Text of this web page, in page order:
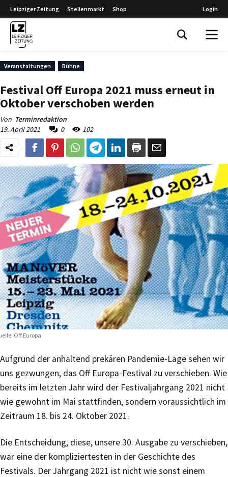
Leipziger Zeitung Stellenmarkt Shop Login
Veranstaltungen Bühne
Festival Off Europa 2021 muss erneut in
Oktober verschoben werden
Von Terminredaktion
19. April 2021
0 102
Off Europa
Aufgrund der anhaltend prekären Pandemie-Lage sehen wir
uns gezwungen, das Off Europa-Festival zu verschieben. Wie
bereits im letzten Jahr wird der Festivaljahrgang 2021 nicht
wie gewohnt im Mai stattfinden, sondern voraussichtlich im
Zeitraum 18. bis 24. Oktober 2021.
Die Entscheidung, diese, unsere 30. Ausgabe zu verschieben,
war eine der kompliziertesten in der Geschichte des
Festivals. Der Jahrgang 2021 ist nicht wie sonst einem